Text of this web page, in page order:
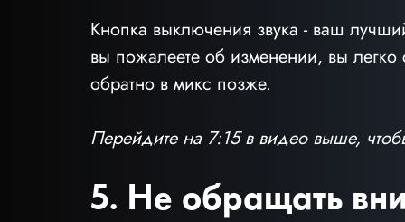
Кнопка выключения звука - ваш
вы пожалеете об изменении, вы
обратно в микс позже.
Перейдите на 7:15 в видео выше,
5. Не обращать